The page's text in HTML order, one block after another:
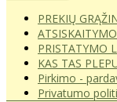
PREKIŲ
PRISTATYMO
KAS TAS
Pirkimo -
Privatumo